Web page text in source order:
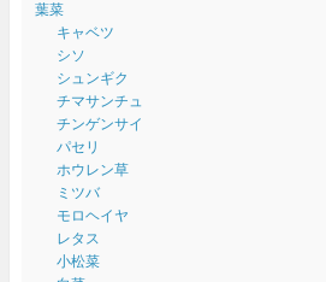
葉菜
キャベツ
シソ
シュンギク
チマサンチュ
チンゲンサイ
パセリ
ホウレン草
ミツバ
モロヘイヤ
レタス
小松菜